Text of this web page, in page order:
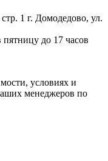
г. Домодедово, ул.
условиях и
менеджеров по